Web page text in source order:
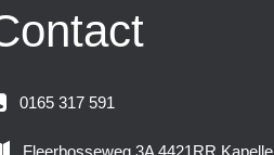
0165 317 591